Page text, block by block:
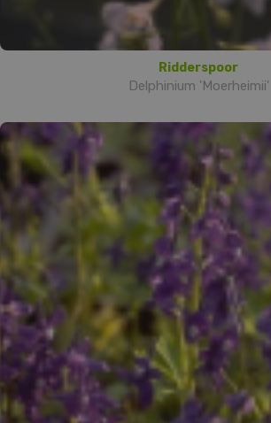
Ridderspoor
Delphinium 'Moerheimii'